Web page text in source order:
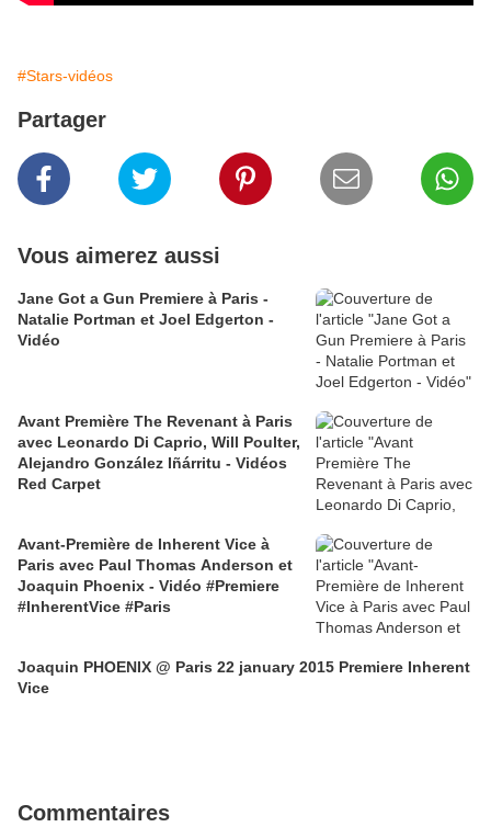
#Stars-vidéos
Partager
Vous aimerez aussi
Jane Got a Gun Premiere à Paris -
Natalie Portman et Joel Edgerton -
Vidéo
Avant Première The Revenant à Paris
avec Leonardo Di Caprio, Will Poulter,
Alejandro González Iñárritu - Vidéos
Red Carpet
Avant-Première de Inherent Vice à
Paris avec Paul Thomas Anderson et
Joaquin Phoenix - Vidéo #Premiere
#InherentVice #Paris
Joaquin PHOENIX @ Paris 22 january 2015 Premiere Inherent
Vice
Commentaires